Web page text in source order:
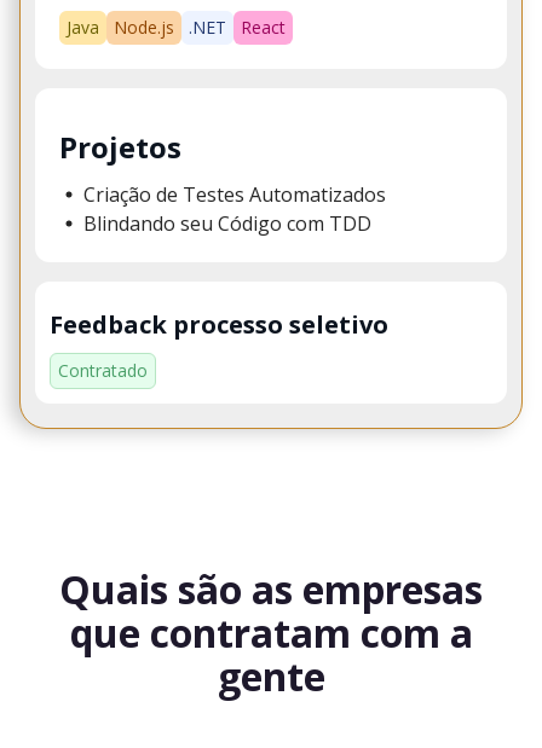
Java Node.js .NET React
Projetos
Criação de Testes Automatizados
Blindando seu Código com TDD
Feedback processo seletivo
Contratado
Quais são as empresas
que contratam com a
gente